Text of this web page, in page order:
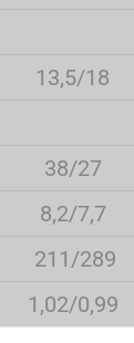
13,5/18
38/27
8,2/7,7
211/289
1,02/0,99